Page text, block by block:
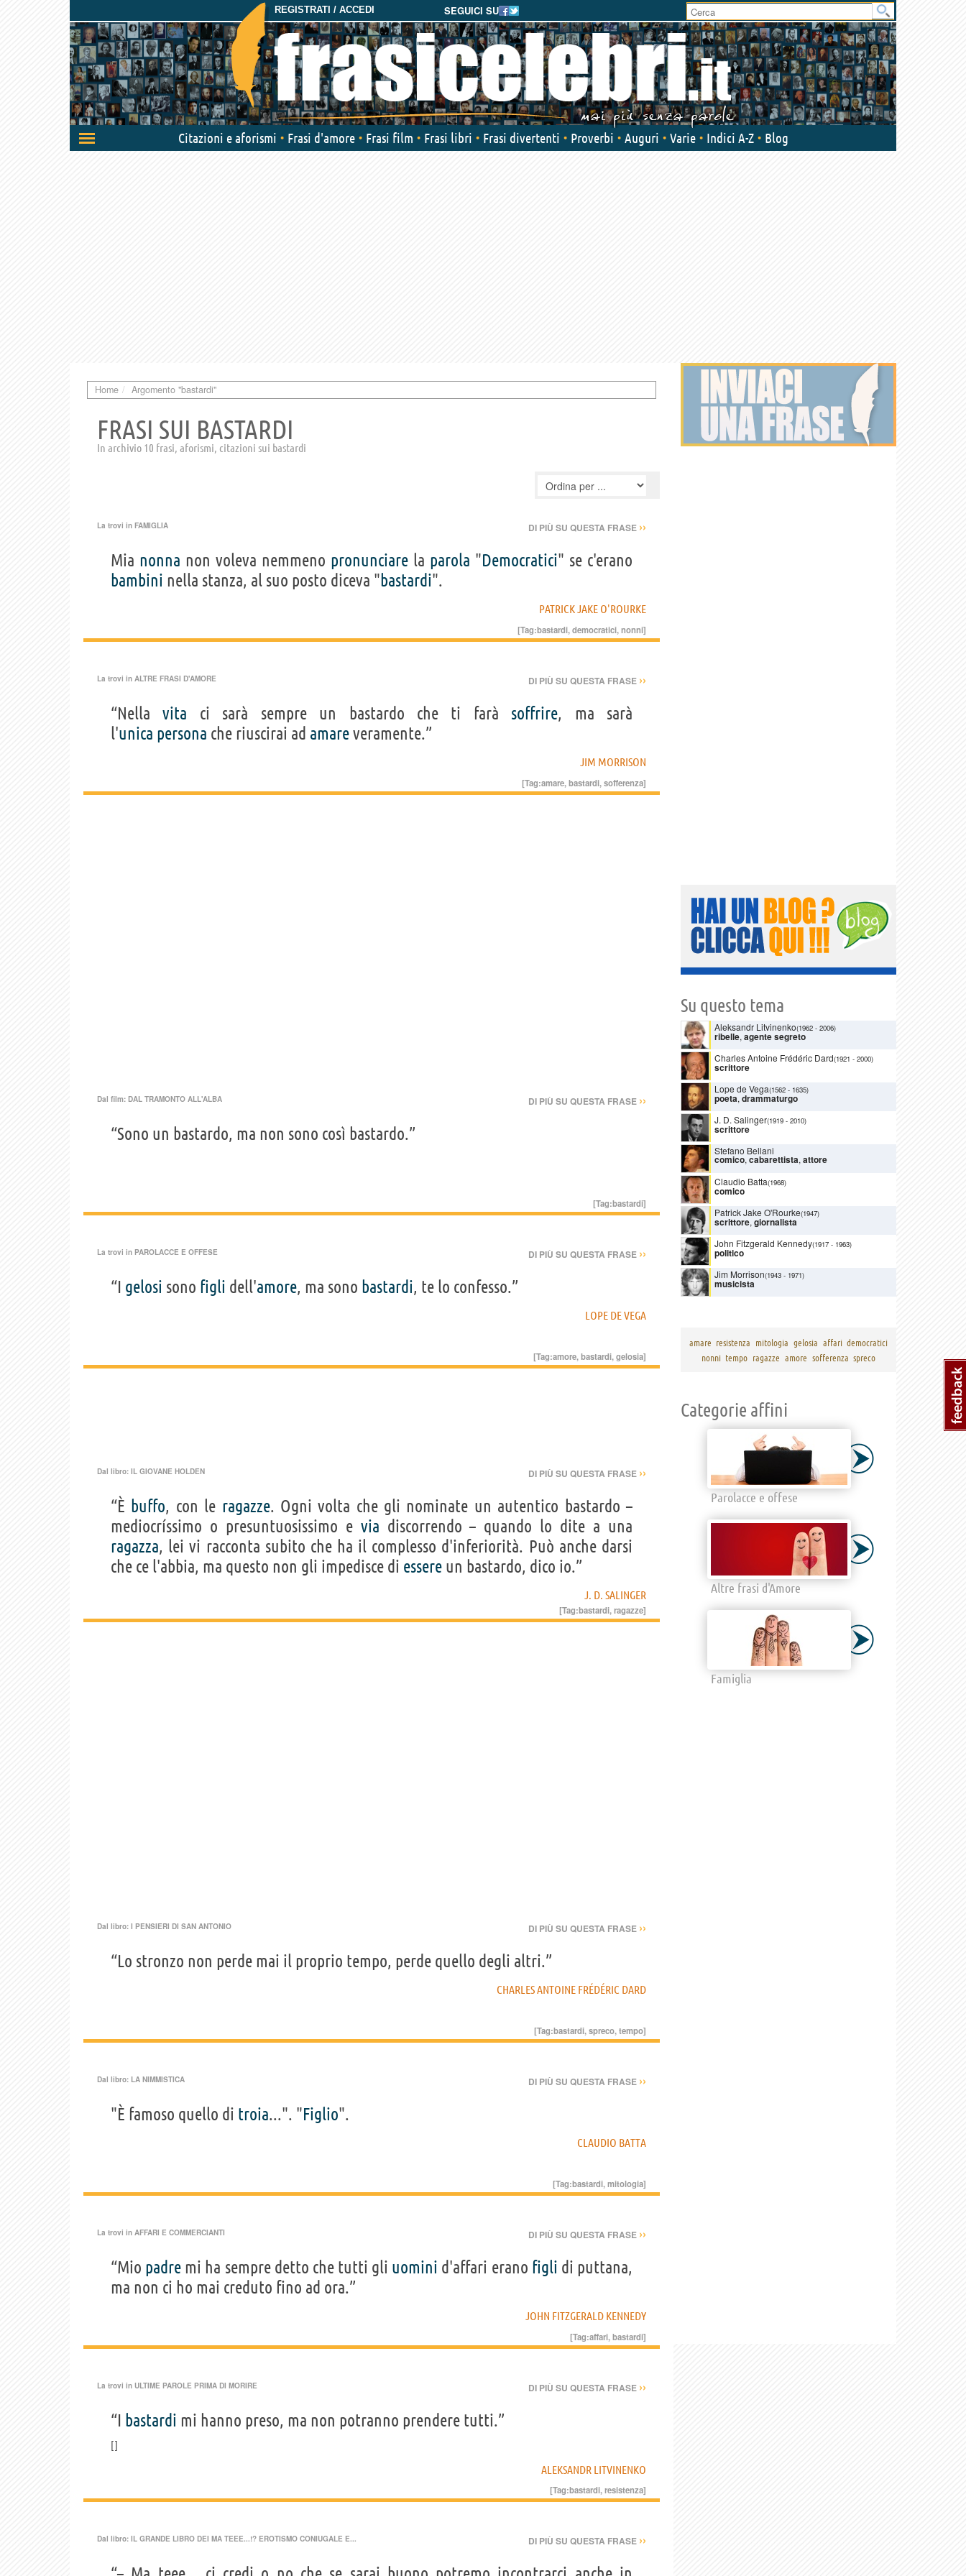
SEGUICI SU
REGISTRATI / ACCEDI
Attiva/disattiva
navigazione
User
area
Citazioni e aforismi Frasi d'amore Frasi film Frasi libri Frasi divertenti Proverbi Auguri Varie Indici A-Z Blog
Home Argomento "bastardi"
FRASI SUI BASTARDI
In archivio 10 frasi, aforismi, citazioni sui bastardi
La trovi in FAMIGLIA DI PIÙ SU QUESTA FRASE ››
Mia nonna non voleva nemmeno pronunciare la parola "Democratici" se c'erano
bambini nella stanza, al suo posto diceva "bastardi".
PATRICK JAKE O'ROURKE
[Tag:bastardi,democratici,nonni]
La trovi in ALTRE FRASI D'AMORE DI PIÙ SU QUESTA FRASE ››
“Nellavita ci sarà sempre un bastardo che ti farà soffrire, ma sarà
l'unica persona che riuscirai ad amareveramente.”
JIM MORRISON
[Tag:amare,bastardi,sofferenza]
Dal film: DAL TRAMONTO ALL'ALBA DI PIÙ SU QUESTA FRASE ››
“Sono un bastardo, ma non sono così bastardo.”
[Tag:bastardi]
La trovi in PAROLACCE E OFFESE DI PIÙ SU QUESTA FRASE ››
“I gelosi sono figli dell'amore, ma sono bastardi, te lo confesso.”
LOPE DE VEGA
[Tag:amore,bastardi,gelosia]
Dal libro: IL GIOVANE HOLDEN DI PIÙ SU QUESTA FRASE ››
“È buffo, con le ragazze. Ogni volta che gli nominate un autentico bastardo –
mediocríssimo o presuntuosissimo e via discorrendo – quando lo dite a una
ragazza, lei vi racconta subito che ha il complesso d'inferiorità. Può anche darsi
che ce l'abbia, ma questo non gli impedisce di essere un bastardo, dico io.”
J. D. SALINGER
[Tag:bastardi,ragazze]
Dal libro: I PENSIERI DI SAN ANTONIO DI PIÙ SU QUESTA FRASE ››
“Lo stronzo non perde mai il proprio tempo, perde quello degli altri.”
CHARLES ANTOINE FRÉDÉRIC DARD
[Tag:bastardi,spreco,tempo]
Dal libro: LA NIMMISTICA DI PIÙ SU QUESTA FRASE ››
"È famoso quello di troia...". "Figlio".
CLAUDIO BATTA
[Tag:bastardi,mitologia]
La trovi in AFFARI E COMMERCIANTI DI PIÙ SU QUESTA FRASE ››
“Mio padre mi ha sempre detto che tutti gli uomini d'affari erano figli di puttana,
ma non ci ho mai creduto fino ad ora.”
JOHN FITZGERALD KENNEDY
[Tag:affari,bastardi]
La trovi in ULTIME PAROLE PRIMA DI MORIRE DI PIÙ SU QUESTA FRASE ››
“I bastardi mi hanno preso, ma non potranno prendere tutti.”
ALEKSANDR LITVINENKO
[Tag:bastardi,resistenza]
Dal libro: IL GRANDE LIBRO DEI MA TEEE...!? EROTISMO CONIUGALE E... DI PIÙ SU QUESTA FRASE ››
Su questo tema
Aleksandr Litvinenko(1962 - 2006)
ribelle, agente segreto
Charles Antoine Frédéric Dard(1921 - 2000)
scrittore
Lope de Vega(1562 - 1635)
poeta, drammaturgo
J. D. Salinger(1919 - 2010)
scrittore
Stefano Bellani
comico, cabarettista, attore
Claudio Batta(1968)
comico
Patrick Jake O'Rourke(1947)
scrittore, giornalista
John Fitzgerald Kennedy(1917 - 1963)
politico
Jim Morrison(1943 - 1971)
musicista
amare resistenza mitologia gelosia affari democratici
nonni tempo ragazze amore sofferenza spreco
Categorie affini
Parolacce e offese
Altre frasi d'Amore
Famiglia